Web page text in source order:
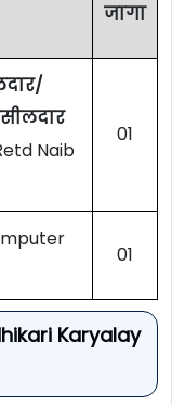
जागा
Naib
01
01
Karyalay